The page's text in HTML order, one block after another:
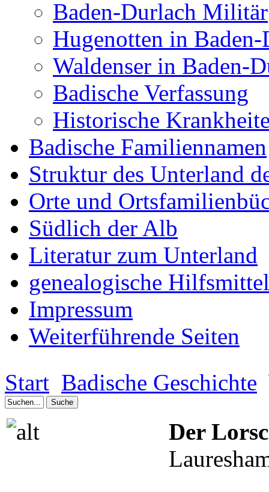
Baden-Durlach Militär
Hugenotten in
Waldenser in Baden-
Badische Verfassung
Historische
Badische Familiennamen
Struktur des Unterland
Orte und
Südlich der Alb
Literatur zum Unterland
genealogische Hilfsmittel
Impressum
Weiterführende Seiten
Start Badische Geschichte
Der